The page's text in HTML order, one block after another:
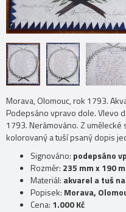
Morava, Olomouc, rok 1793.
Podepsáno vpravo dole. Vlevo
1793. Nerámováno. Z umělecké
kolorovaný a tuší psaný dopis
Signováno: podepsáno
Rozměr: 235 mm x 190
Materiál: akvarel a tuš
Popisek: Morava,
Cena: 1.000 Kč